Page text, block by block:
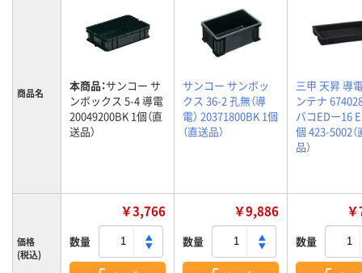
商品名 本商品：サンコー サ
ンボックス 5-4 導電
20049200BK 1個（直
送品）
サンコー サンボッ
クス 36-2 孔無（導
電） 20371800BK 1個
（直送品）
三甲 天昇 導
ンテナ
バコEDー16
個 423-5002（
品）
価格
(税込)
￥3,766
数量
￥9,886
数量 数量